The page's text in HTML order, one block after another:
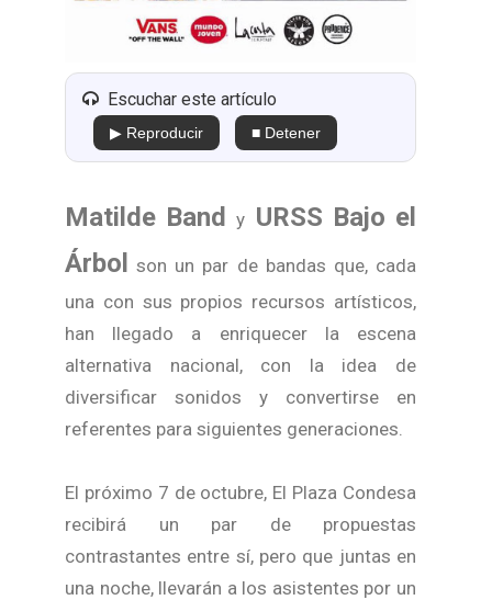
Escuchar este artículo
▶ Reproducir ■ Detener
Matilde Bandy URSS Bajo el
Árbol
son un par de bandas que, cada
una con sus propios recursos artísticos,
han llegado a enriquecer la escena
alternativa nacional, con la idea de
diversificar sonidos y convertirse en
referentes para siguientes generaciones.
El próximo 7 de octubre, El Plaza Condesa
recibirá un par de propuestas
contrastantes entre sí, pero que juntas en
una noche, llevarán a los asistentes por un